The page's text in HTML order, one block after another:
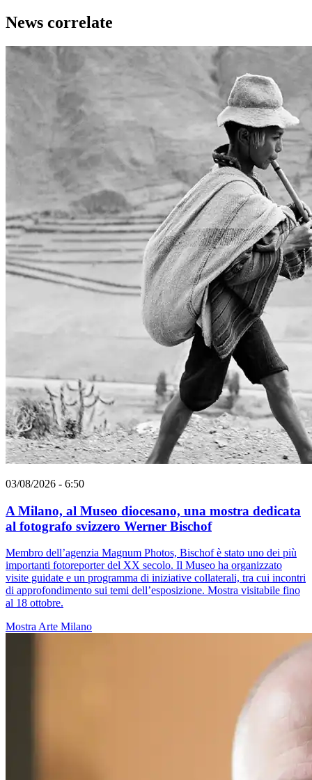
News correlate
03/08/2026 - 6:50
A Milano, al Museo diocesano, una mostra dedicata
al fotografo svizzero Werner Bischof
Membro dell’agenzia Magnum Photos, Bischof è stato uno dei più
importanti fotoreporter del XX secolo. Il Museo ha organizzato
visite guidate e un programma di iniziative collaterali, tra cui incontri
di approfondimento sui temi dell’esposizione. Mostra visitabile fino
al 18 ottobre.
Mostra Arte Milano